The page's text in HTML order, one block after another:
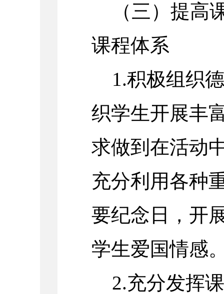
（三）提高
课程体系
1.积极组织
织学生开展丰
求做到在活动
充分利用各种
要纪念日，开
学生爱国情感
2.充分发挥